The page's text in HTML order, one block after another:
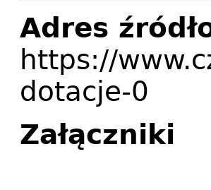
Adres
https://
dotacje-0
Załączniki